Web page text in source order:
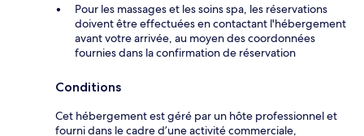
Pour les massages et les soins spa, les réservations
doivent être effectuées en contactant l'hébergement
avant votre arrivée, au moyen des coordonnées
fournies dans la confirmation de réservation
Conditions
Cet hébergement est géré par un hôte professionnel et
fourni dans le cadre d’une activité commerciale,